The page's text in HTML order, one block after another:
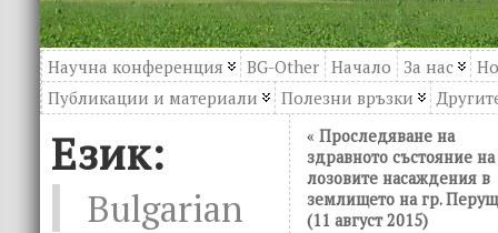
Научна конференция BG-Other Начало За нас
Публикации и материали
Полезни връзки
Език:
Bulgarian
« Проследяване на
здравното състояние на
лозовите насаждения в
землището на гр.
(11 август 2015)